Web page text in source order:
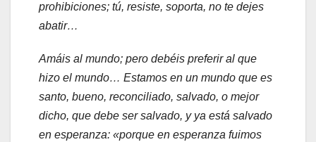
prohibiciones; tú, resiste, soporta, no te dejes
abatir…
Amáis al mundo; pero debéis preferir al que
hizo el mundo… Estamos en un mundo que es
santo, bueno, reconciliado, salvado, o mejor
dicho, que debe ser salvado, y ya está salvado
en esperanza: «porque en esperanza fuimos